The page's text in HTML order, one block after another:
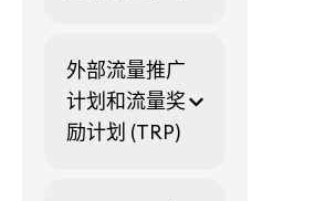
外部流量推广
计划和流量奖
励计划 (TRP)